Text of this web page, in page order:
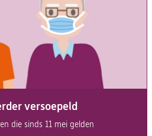
versoepeld
die sinds 11 mei gelden